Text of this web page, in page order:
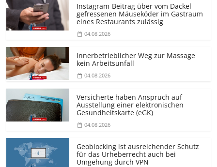
Instagram-Beitrag über vom Dackel
gefressenen Mäuseköder im Gastraum
eines Restaurants zulässig
04.08.2026
Innerbetrieblicher Weg zur Massage
kein Arbeitsunfall
04.08.2026
Versicherte haben Anspruch auf
Ausstellung einer elektronischen
Gesundheitskarte (eGK)
04.08.2026
Geoblocking ist ausreichender Schutz
für das Urheberrecht auch bei
Umgehung durch VPN